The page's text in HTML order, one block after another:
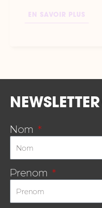
EN SAVOIR PLUS
NEWSLETTER
Nom
Prenom